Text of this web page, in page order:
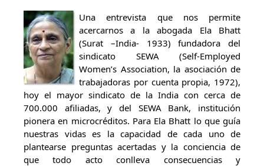
Una entrevista que nos permite
acercarnos a la abogada Ela Bhatt
(Surat –India- 1933) fundadora del
sindicato SEWA (Self-Employed
Women’s Association, la asociación de
trabajadoras por cuenta propia, 1972),
hoy el mayor sindicato de la India con cerca de
700.000 afiliadas, y del SEWA Bank, institución
pionera en microcréditos. Para Ela Bhatt lo que guía
nuestras vidas es la capacidad de cada uno de
plantearse preguntas acertadas y la conciencia de
que todo acto conlleva consecuencias y